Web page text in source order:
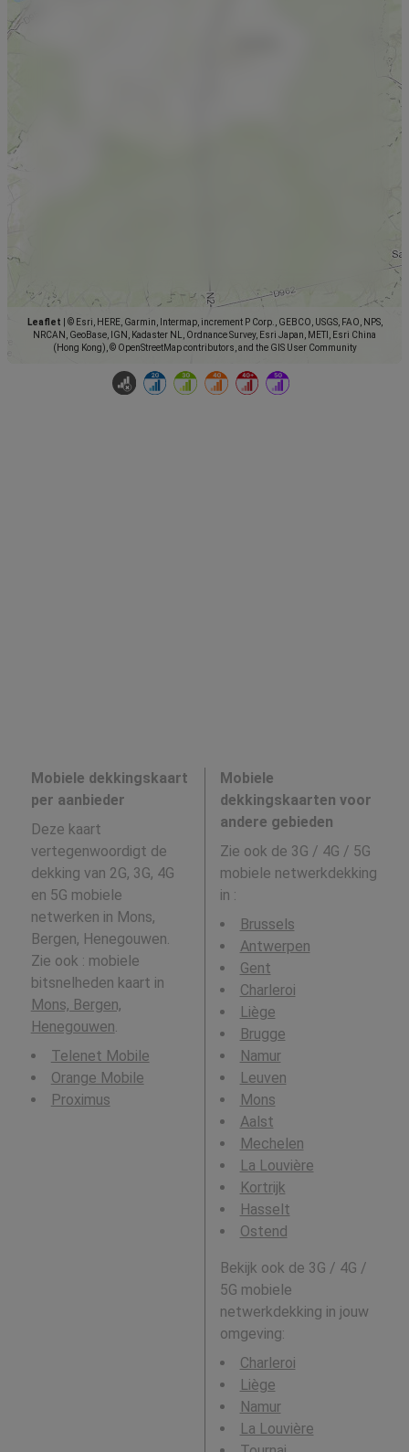
Leaflet
© Esri, HERE, Garmin, Intermap, increment P Corp., GEBCO, USGS, FAO, NPS,
NRCAN, GeoBase, IGN, Kadaster NL, Ordnance Survey, Esri Japan, METI, Esri China
(Hong Kong), © OpenStreetMap contributors, and the GIS User Community
Mobiele dekkingskaart
per aanbieder
Deze kaart
vertegenwoordigt de
dekking van 2G, 3G, 4G
en 5G mobiele
netwerken in Mons,
Bergen, Henegouwen.
Zie ook : mobiele
bitsnelheden kaart in
Mons, Bergen,
Henegouwen.
Telenet Mobile
Orange Mobile
Proximus
Mobiele
dekkingskaarten voor
andere gebieden
Zie ook de 3G / 4G / 5G
mobiele netwerkdekking
in :
Brussels
Antwerpen
Gent
Charleroi
Liège
Brugge
Namur
Leuven
Mons
Aalst
Mechelen
La Louvière
Kortrijk
Hasselt
Ostend
Bekijk ook de 3G / 4G /
5G mobiele
netwerkdekking in jouw
omgeving:
Charleroi
Liège
Namur
La Louvière